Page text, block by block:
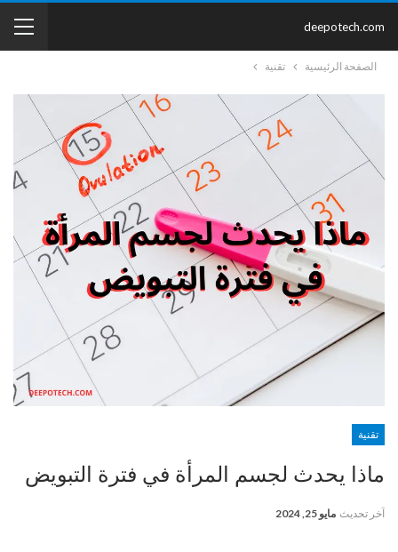
deepotech.com
الصفحة الرئيسية تقنية
تقنية
ماذا يحدث لجسم المرأة في فترة التبويض
آخر تحديث مايو 25, 2024